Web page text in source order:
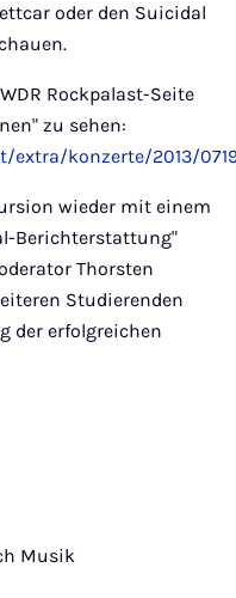
oder den Suicidal
Rockpalast-Seite
zu sehen:
konzerte/2013/
wieder mit einem
Berichterstattung"
Thorsten
Studierenden
der erfolgreichen
Musik